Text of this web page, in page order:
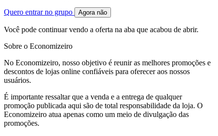
Quero entrar no grupo Agora não
Você pode continuar vendo a oferta na aba que acabou de abrir.
Sobre o Economizeiro
No Economizeiro, nosso objetivo é reunir as melhores promoções e
descontos de lojas online confiáveis para oferecer aos nossos
usuários.
É importante ressaltar que a venda e a entrega de qualquer
promoção publicada aqui são de total responsabilidade da loja. O
Economizeiro atua apenas como um meio de divulgação das
promoções.